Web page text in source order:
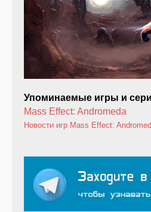
Упоминаемые игры и
Mass Effect: Andromeda
Новости игр Mass Effect: